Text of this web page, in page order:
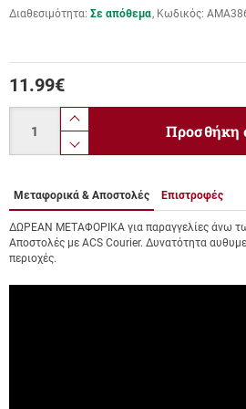
Διαθεσιμότητα: Σε απόθεμα Κωδικός:
11.99€
Προσθήκη
Μεταφορικά & Αποστολές Επιστροφές
ΔΩΡΕΑΝ ΜΕΤΑΦΟΡΙΚΑ για παραγγελίες άνω
Αποστολές με ACS Courier. Δυνατότητα
περιοχές.